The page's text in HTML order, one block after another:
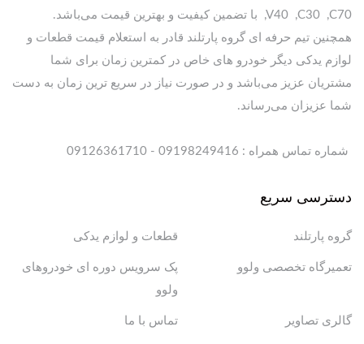
,V40 ,C30 ,C70 با تضمین کیفیت و بهترین قیمت می‌باشد.
همچنین تیم حرفه ای گروه پارتلند قادر به استعلام قیمت قطعات و
لوازم یدکی دیگر خودرو های خاص در کمترین زمان برای شما
مشتریان عزیز می‌باشد و در صورت نیاز در سریع ترین زمان به دست
شما عزیزان می‌رساند.
شماره تماس همراه : 09198249416 - 09126361710
دسترسی سریع
گروه پارتلند قطعات و لوازم یدکی
تعمیرگاه تخصصی ولوو
پک سرویس دوره ای خودروهای
ولوو
گالری تصاویر تماس با ما